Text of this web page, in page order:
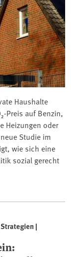
Haushalte
Preis auf Benzin,
Heizungen oder
Studie im
wie sich eine
sozial gerecht
|